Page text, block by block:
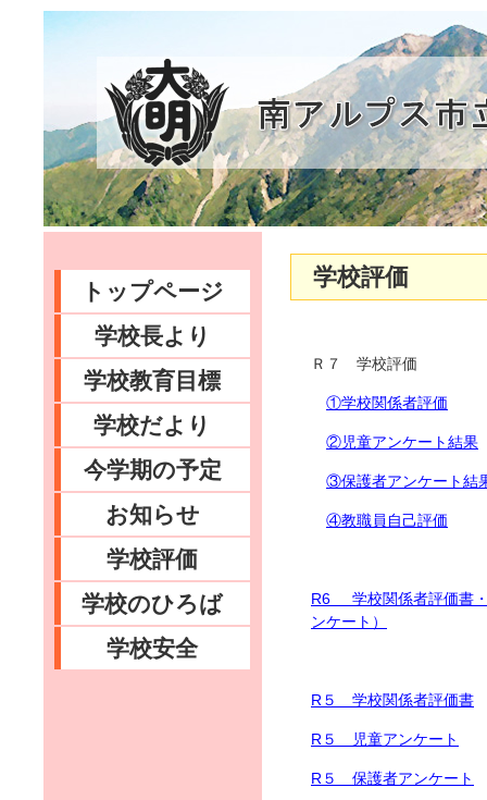
トップページ
学校長より
学校教育目標
学校だより
今学期の予定
お知らせ
学校評価
学校のひろば
学校安全
学校評価
Ｒ７ 学校評価
①学校関係者評価
②児童アンケート結果
③保護者アンケート結
④教職員自己評価
R6 学校関係者評価書
ンケート）
R５ 学校関係者評価書
R５ 児童アンケート
R５ 保護者アンケート